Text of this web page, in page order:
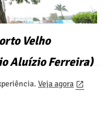
Velho
Aluízio Ferreira)
RO)Veja agora